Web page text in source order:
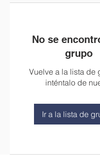
No se
grupo
Vuelve a la lista de
inténtalo de
Ir a la lista de